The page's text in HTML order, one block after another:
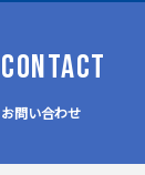
CONTACT
お問い合わせ